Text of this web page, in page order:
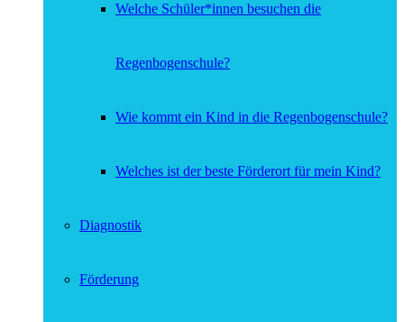
Welche Schüler*innen besuchen die
Regenbogenschule?
Wie kommt ein Kind in die Regenbogenschule?
Welches ist der beste Förderort für mein Kind?
Diagnostik
Förderung